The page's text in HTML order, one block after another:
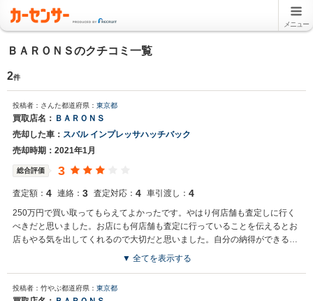
メニュー
ＢＡＲＯＮＳのクチコミ一覧
2件
投稿者：さんた都道府県： 東京都
買取店名： ＢＡＲＯＮＳ
売却した車： スバル インプレッサハッチバック
売却時期：2021年1月
総合評価 3
査定額： 4 連絡： 3 査定対応： 4 車引渡し： 4
250万円で買い取ってもらえてよかったです。やはり何店舗も査定しに行く
べきだと思いました。お店にも何店舗も査定に行っていることを伝えるとお
店もやる気を出してくれるので大切だと思いました。自分の納得ができるま
▼ 全てを表示する
投稿者：竹やぶ都道府県： 東京都